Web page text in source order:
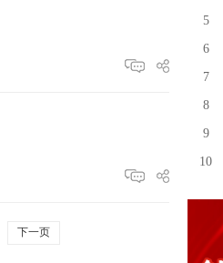
5
6
7
8
9
10
下一页